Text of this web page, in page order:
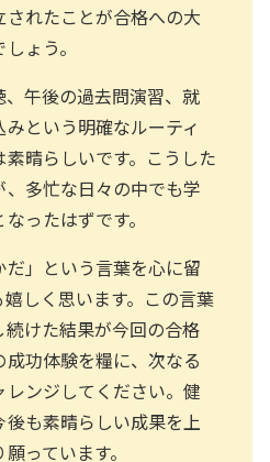
れたことが合格への大
ょう。
午後の過去問演習、就
という明確なルーティ
晴らしいです。こうした
多忙な日々の中でも学
ったはずです。
だ」という言葉を心に留
しく思います。この言葉
けた結果が今回の合格
功体験を糧に、次なる
ンジしてください。健
も素晴らしい成果を上
っています。